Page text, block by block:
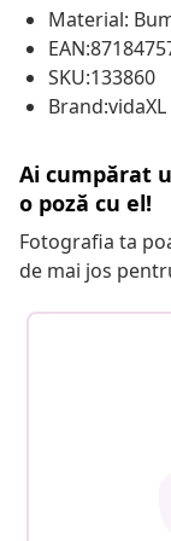
Material:
SKU:133860
Brand:vidaXL
Ai cumpărat
o poză cu el!
Fotografia ta
de mai jos